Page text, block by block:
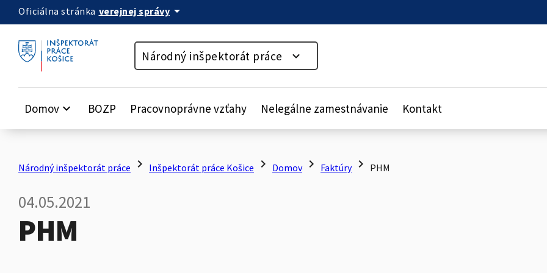
Preskočiť na obsah
Oficiálna stránka verejnej správy arrow_drop_down
Národný inšpektorát práce
Domov keyboard_arrow_down BOZP Pracovnoprávne vzťahy Nelegálne zamestnávanie Kontakt
Národný inšpektorát práce chevron_right Inšpektorát práce Košice chevron_right Domov chevron_right Faktúry chevron_right PHM
04.05.2021
PHM